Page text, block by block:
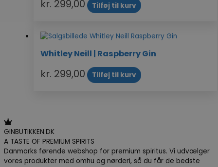
kr. 299,00 Tilføj til kurv
Whitley Neill | Raspberry Gin
kr. 299,00 Tilføj til kurv
GINBUTIKKEN.DK
A TASTE OF PREMIUM SPIRITS
Danmarks førende webshop for premium spiritus. Vi udvælger
vores produkter med omhu og nørderi, så du får de bedste